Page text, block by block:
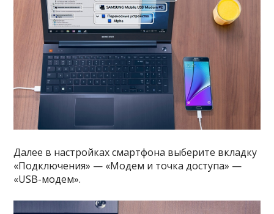
Далее в настройках смартфона выберите вкладку
«Подключения» — «Модем и точка доступа» —
«USB-модем».